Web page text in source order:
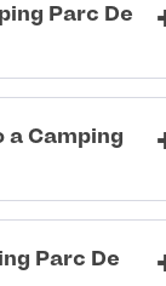
Parc De
a Camping
Parc De